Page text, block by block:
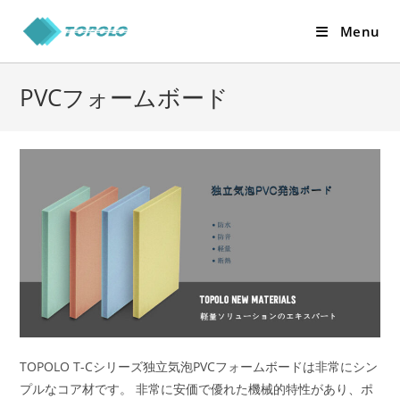
Menu
PVCフォームボード
TOPOLO T-Cシリーズ独立気泡PVCフォームボードは非常にシン
プルなコア材です。 非常に安価で優れた機械的特性があり、ポ